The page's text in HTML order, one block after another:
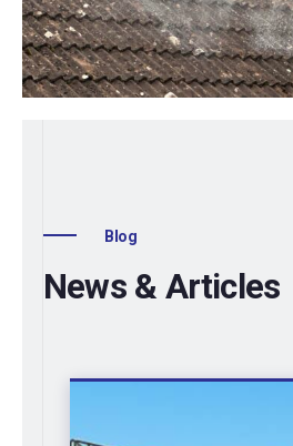
Blog
News & Articles